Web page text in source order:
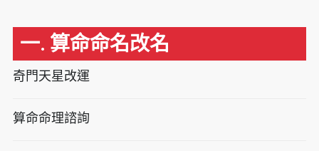
一. 算命命名改名
奇門天星改運
算命命理諮詢